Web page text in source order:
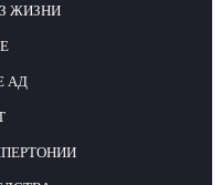
ЖИЗНИ
АД